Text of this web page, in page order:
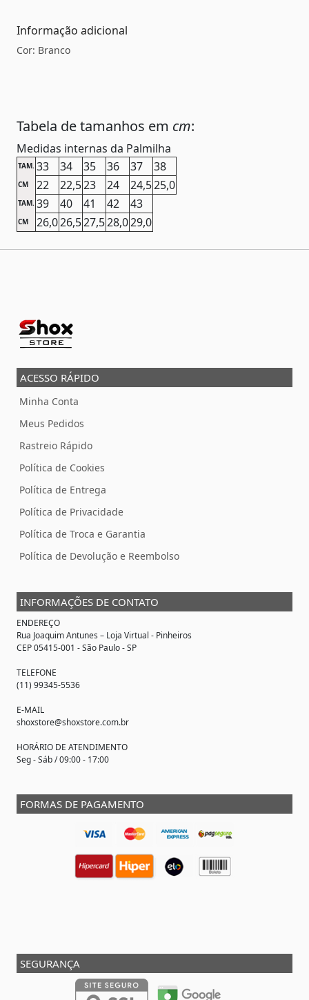
Informação adicional
Cor: Branco
Tabela de tamanhos em cm:
Medidas internas da Palmilha
TAM. 33 34 35 36 37 38
CM 22 22,523 24 24,525,0
TAM. 39 40 41 42 43
CM 26,026,527,528,029,0
ACESSO RÁPIDO
Minha Conta
Meus Pedidos
Rastreio Rápido
Política de Cookies
Política de Entrega
Política de Privacidade
Política de Troca e Garantia
Política de Devolução e Reembolso
INFORMAÇÕES DE CONTATO
ENDEREÇO
Rua Joaquim Antunes – Loja Virtual - Pinheiros
CEP 05415-001 - São Paulo - SP
TELEFONE
(11) 99345-5536
E-MAIL
shoxstore@shoxstore.com.br
HORÁRIO DE ATENDIMENTO
Seg - Sáb / 09:00 - 17:00
FORMAS DE PAGAMENTO
SEGURANÇA